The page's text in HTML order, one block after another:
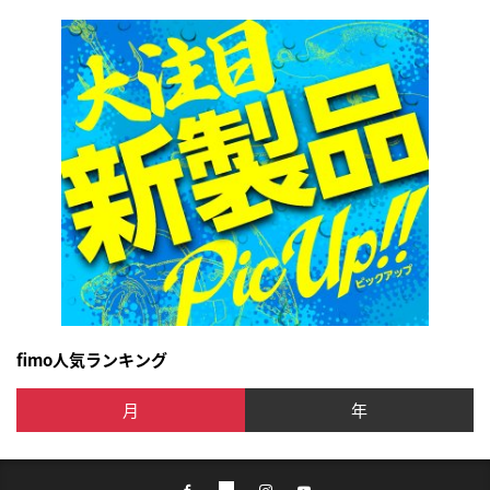
fimo人気ランキング
月 年